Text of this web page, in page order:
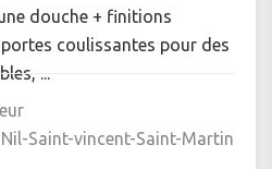
douche + finitions
coulissantes pour des
...
Nil-Saint-vincent-Saint-Martin